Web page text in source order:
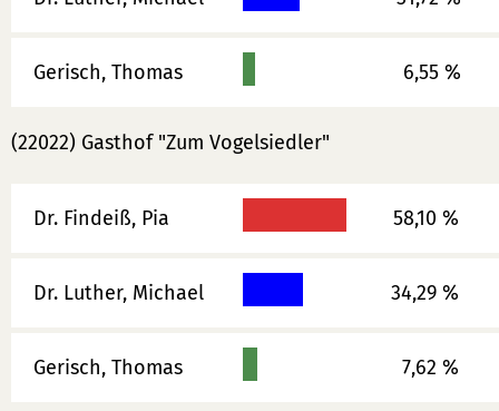
Gerisch, Thomas 6,55 %
(22022) Gasthof "Zum Vogelsiedler"
Dr. Findeiß, Pia 58,10 %
Dr. Luther, Michael 34,29 %
Gerisch, Thomas 7,62 %